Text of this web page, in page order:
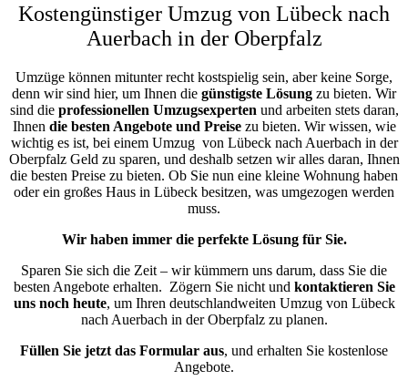
Kostengünstiger Umzug von Lübeck nach
Auerbach in der Oberpfalz
Umzüge können mitunter recht kostspielig sein, aber keine Sorge,
denn wir sind hier, um Ihnen die günstigste Lösung zu bieten. Wir
sind die professionellen Umzugsexperten und arbeiten stets daran,
Ihnen die besten Angebote und Preisezu bieten. Wir wissen, wie
wichtig es ist, bei einem Umzug von Lübeck nach Auerbach in der
Oberpfalz Geld zu sparen, und deshalb setzen wir alles daran, Ihnen
die besten Preise zu bieten. Ob Sie nun eine kleine Wohnung haben
oder ein großes Haus in Lübeck besitzen, was umgezogen werden
muss.
Wir haben immer die perfekte Lösung für Sie.
Sparen Sie sich die Zeit – wir kümmern uns darum, dass Sie die
besten Angebote erhalten. Zögern Sie nicht und kontaktieren Sie
uns noch heute, um Ihren deutschlandweiten Umzug von Lübeck
nach Auerbach in der Oberpfalz zu planen.
Füllen Sie jetzt das Formular aus, und erhalten Sie kostenlose
Angebote.